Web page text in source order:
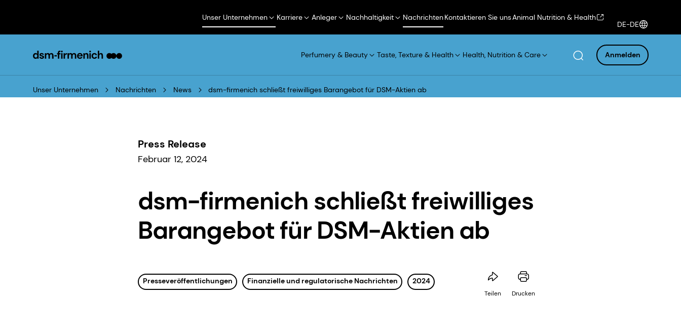
Unser Unternehmen Karriere Anleger Nachhaltigkeit NachrichtenKontaktieren Sie unsAnimal Nutrition & Health
DE-DE
Perfumery & Beauty Taste, Texture & Health Health, Nutrition & Care Anmelden
Unser Unternehmen Nachrichten News dsm-firmenich schließt freiwilliges Barangebot für DSM-Aktien ab
Press Release
Februar 12, 2024
dsm-firmenich schließt freiwilliges
Barangebot für DSM-Aktien ab
Presseveröffentlichungen Finanzielle und regulatorische Nachrichten 2024
Teilen Drucken